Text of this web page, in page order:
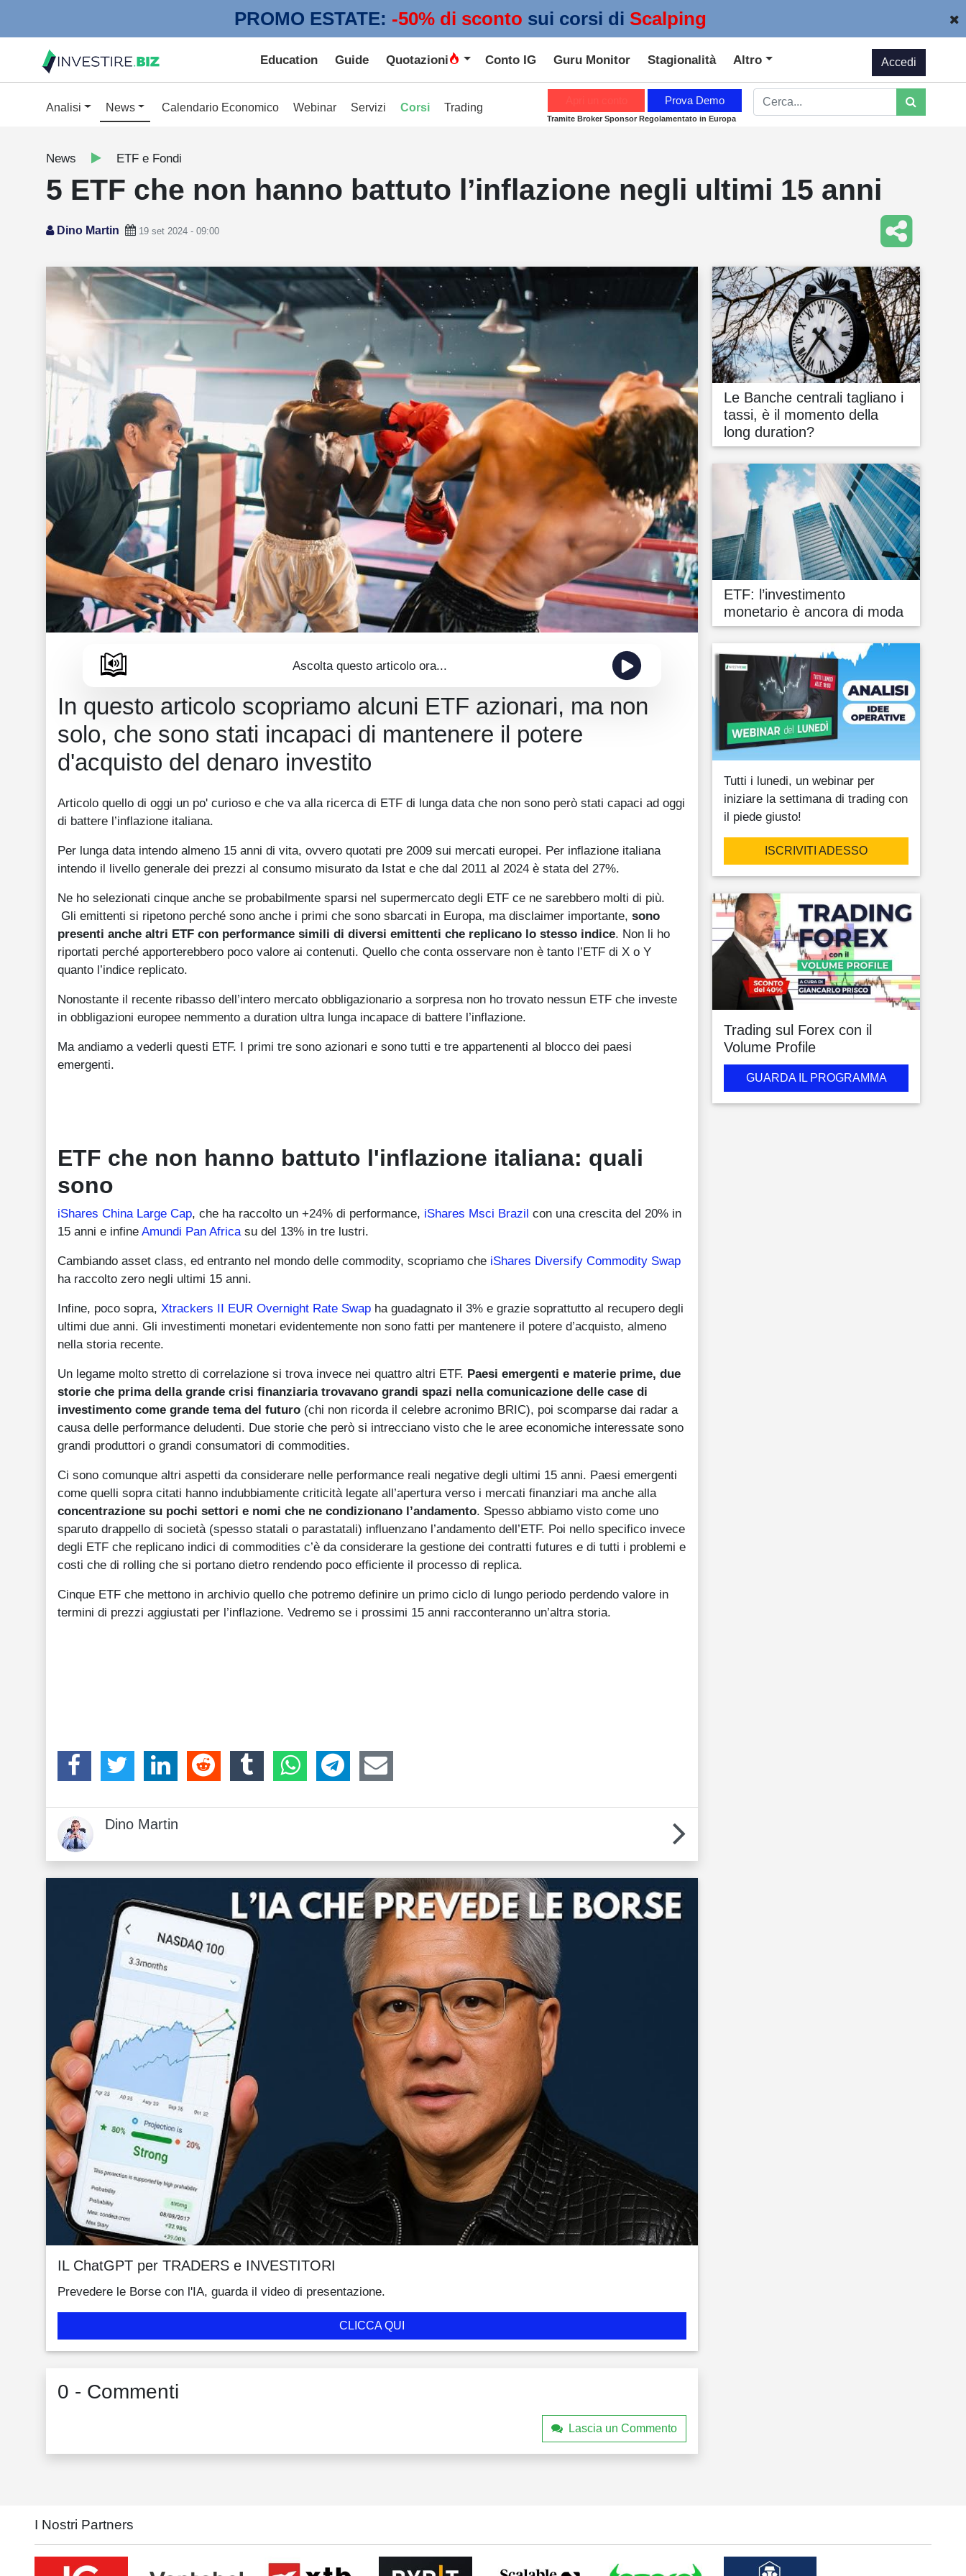
PROMO ESTATE: -50% di sconto sui corsi di Scalping
Education Guide Quotazioni Conto IG Guru Monitor Stagionalità Altro Accedi
Analisi News Calendario Economico Webinar Servizi Corsi Trading
Prova Demo
Tramite Broker Sponsor Regolamentato in Europa
News ETF e Fondi
5 ETF che non hanno battuto l’inflazione negli ultimi 15 anni
Dino Martin 19 set 2024 - 09:00
Ascolta questo articolo ora...
In questo articolo scopriamo alcuni ETF azionari, ma non
solo, che sono stati incapaci di mantenere il potere
d'acquisto del denaro investito
Articolo quello di oggi un po' curioso e che va alla ricerca di ETF di lunga data che non sono però stati capaci ad oggi
di battere l’inflazione italiana.
Per lunga data intendo almeno 15 anni di vita, ovvero quotati pre 2009 sui mercati europei. Per inflazione italiana
intendo il livello generale dei prezzi al consumo misurato da Istat e che dal 2011 al 2024 è stata del 27%.
Ne ho selezionati cinque anche se probabilmente sparsi nel supermercato degli ETF ce ne sarebbero molti di più.
Gli emittenti si ripetono perché sono anche i primi che sono sbarcati in Europa, ma disclaimer importante, sono
presenti anche altri ETF con performance simili di diversi emittenti che replicano lo stesso indice. Non li ho
riportati perché apporterebbero poco valore ai contenuti. Quello che conta osservare non è tanto l’ETF di X o Y
quanto l’indice replicato.
Nonostante il recente ribasso dell’intero mercato obbligazionario a sorpresa non ho trovato nessun ETF che investe
in obbligazioni europee nemmento a duration ultra lunga incapace di battere l’inflazione.
Ma andiamo a vederli questi ETF. I primi tre sono azionari e sono tutti e tre appartenenti al blocco dei paesi
emergenti.
ETF che non hanno battuto l'inflazione italiana: quali
sono
iShares China Large Cap, che ha raccolto un +24% di performance, iShares Msci Brazil con una crescita del 20% in
15 anni e infine Amundi Pan Africasu del 13% in tre lustri.
Cambiando asset class, ed entranto nel mondo delle commodity, scopriamo che iShares Diversify Commodity Swap
ha raccolto zero negli ultimi 15 anni.
Infine, poco sopra, Xtrackers II EUR Overnight Rate Swap ha guadagnato il 3% e grazie soprattutto al recupero degli
ultimi due anni. Gli investimenti monetari evidentemente non sono fatti per mantenere il potere d’acquisto, almeno
nella storia recente.
Un legame molto stretto di correlazione si trova invece nei quattro altri ETF. Paesi emergenti e materie prime, due
storie che prima della grande crisi finanziaria trovavano grandi spazi nella comunicazione delle case di
investimento come grande tema del futuro (chi non ricorda il celebre acronimo BRIC), poi scomparse dai radar a
causa delle performance deludenti. Due storie che però si intrecciano visto che le aree economiche interessate sono
grandi produttori o grandi consumatori di commodities.
Ci sono comunque altri aspetti da considerare nelle performance reali negative degli ultimi 15 anni. Paesi emergenti
come quelli sopra citati hanno indubbiamente criticità legate all’apertura verso i mercati finanziari ma anche alla
concentrazione su pochi settori e nomi che ne condizionano l’andamento. Spesso abbiamo visto come uno
sparuto drappello di società (spesso statali o parastatali) influenzano l’andamento dell’ETF. Poi nello specifico invece
degli ETF che replicano indici di commodities c’è da considerare la gestione dei contratti futures e di tutti i problemi e
costi che di rolling che si portano dietro rendendo poco efficiente il processo di replica.
Cinque ETF che mettono in archivio quello che potremo definire un primo ciclo di lungo periodo perdendo valore in
termini di prezzi aggiustati per l’inflazione. Vedremo se i prossimi 15 anni racconteranno un’altra storia.
Dino Martin
IL ChatGPT per TRADERS e INVESTITORI
Prevedere le Borse con l'IA, guarda il video di presentazione.
CLICCA QUI
0 - Commenti
Lascia un Commento
Le Banche centrali tagliano i
tassi, è il momento della
long duration?
ETF: l’investimento
monetario è ancora di moda
Tutti i lunedi, un webinar per
iniziare la settimana di trading con
il piede giusto!
ISCRIVITI ADESSO
Trading sul Forex con il
Volume Profile
GUARDA IL PROGRAMMA
I Nostri Partners